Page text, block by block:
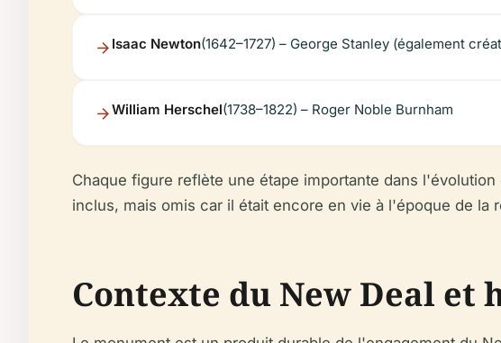
Isaac Newton(1642–1727) – George Stanley (également
William Herschel(1738–1822) – Roger Noble Burnham
Chaque figure reflète une étape importante dans
inclus, mais omis car il était encore en vie à l'époque de la
Contexte du New Deal